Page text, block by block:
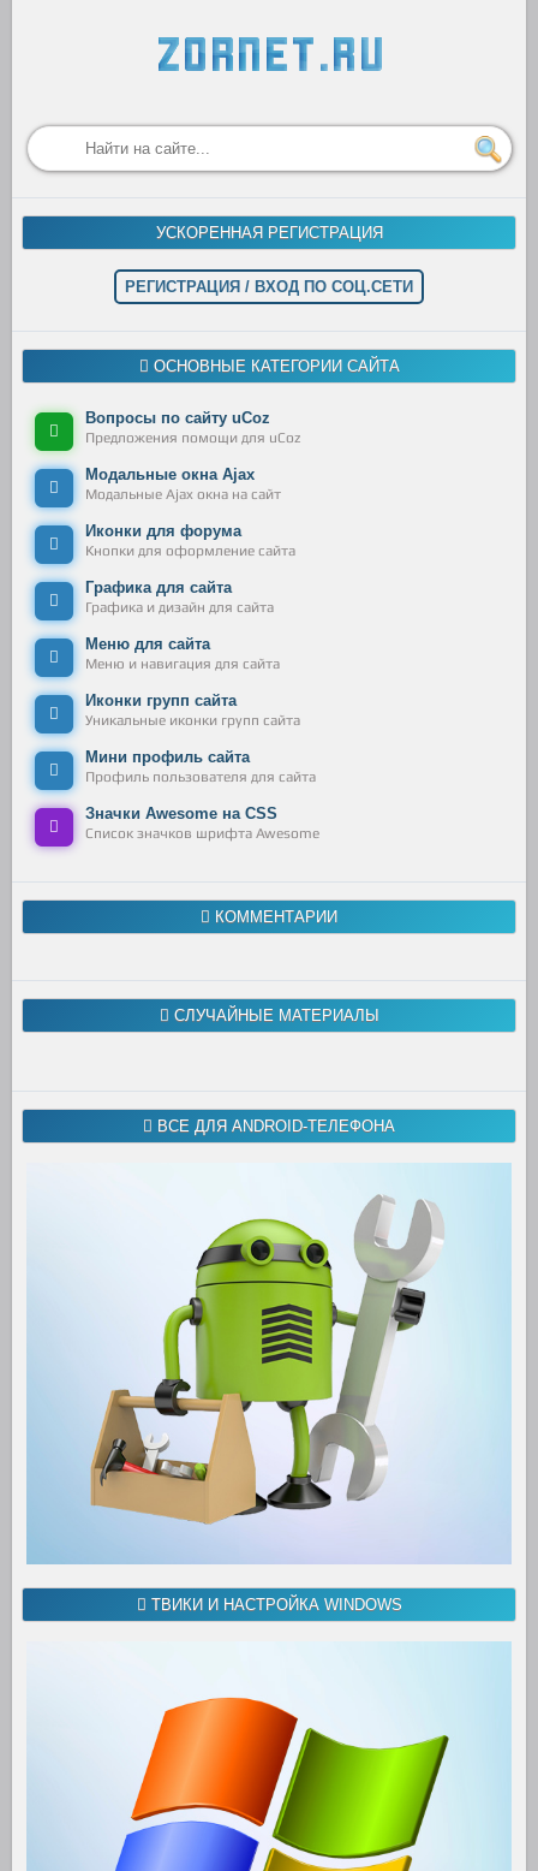
УСКОРЕННАЯ РЕГИСТРАЦИЯ
РЕГИСТРАЦИЯ / ВХОД ПО СОЦ.СЕТИ
ОСНОВНЫЕ КАТЕГОРИИ САЙТА
Вопросы по сайту uCoz
Предложения помощи для uCoz
Модальные окна Ajax
Модальные Ajax окна на сайт
Иконки для форума
Кнопки для оформление сайта
Графика для сайта
Графика и дизайн для сайта
Меню для сайта
Меню и навигация для сайта
Иконки групп сайта
Уникальные иконки групп сайта
Мини профиль сайта
Профиль пользователя для сайта
Значки Awesome на CSS
Список значков шрифта Awesome
КОММЕНТАРИИ
СЛУЧАЙНЫЕ МАТЕРИАЛЫ
ВСЕ ДЛЯ ANDROID-ТЕЛЕФОНА
ТВИКИ И НАСТРОЙКА WINDOWS